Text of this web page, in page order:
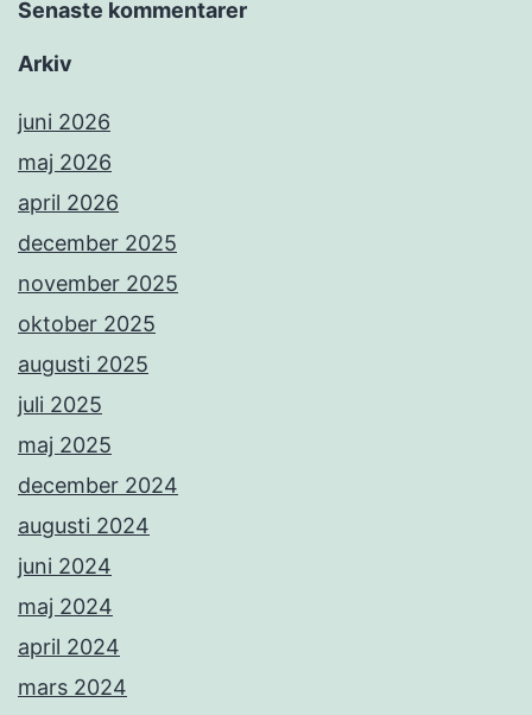
Senaste kommentarer
Arkiv
juni 2026
maj 2026
april 2026
december 2025
november 2025
oktober 2025
augusti 2025
juli 2025
maj 2025
december 2024
augusti 2024
juni 2024
maj 2024
april 2024
mars 2024